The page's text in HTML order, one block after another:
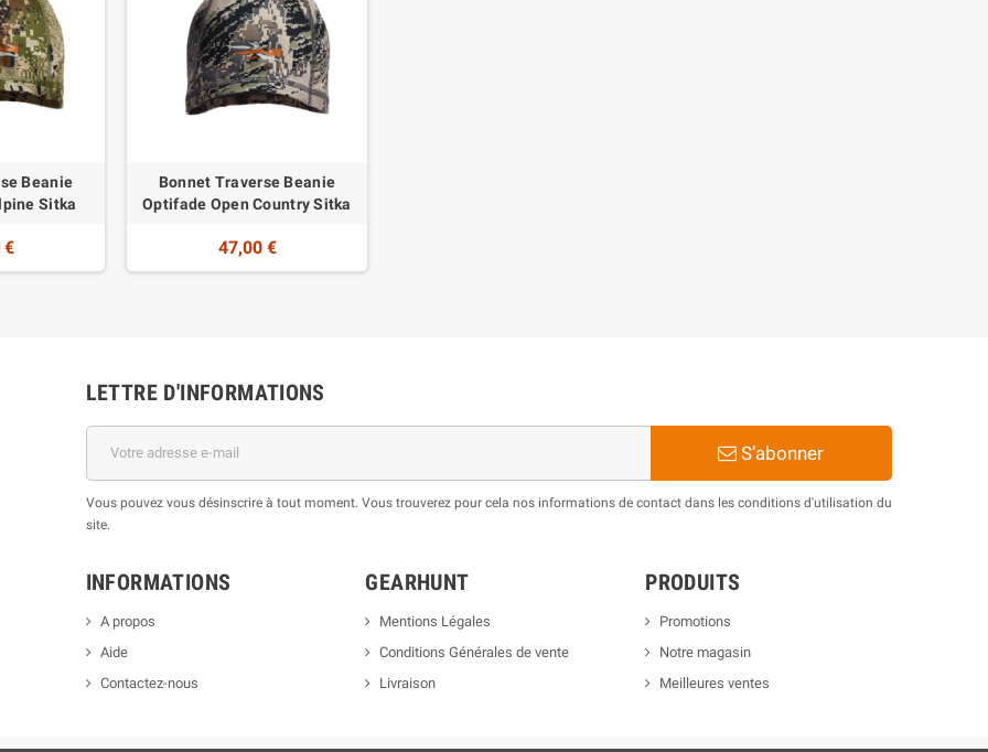
Beanie
Sitka
€
Bonnet Traverse Beanie
Optifade Open Country Sitka
47,00 €
LETTRE D'INFORMATIONS
S’abonner
Vous pouvez vous désinscrire à tout moment. Vous trouverez pour cela nos informations de contact dans les conditions d'utilisation du
site.
INFORMATIONS
A propos
Aide
Contactez-nous
GEARHUNT
Mentions Légales
Conditions Générales de vente
Livraison
PRODUITS
Promotions
Notre magasin
Meilleures ventes